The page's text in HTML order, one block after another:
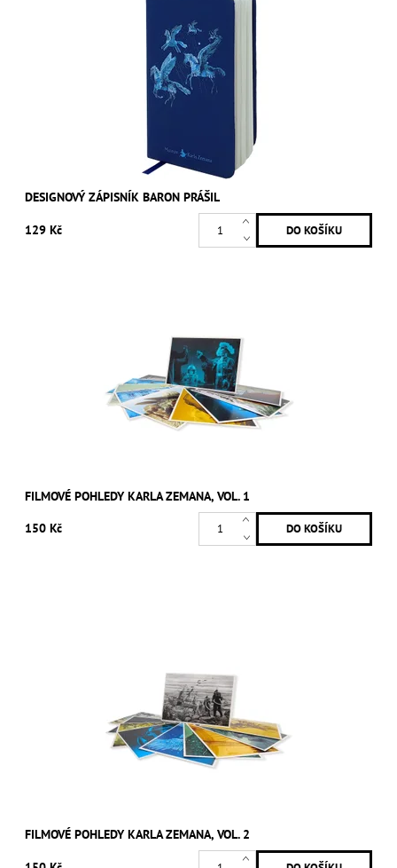
DESIGNOVÝ ZÁPISNÍK BARON PRÁŠIL
129 Kč
FILMOVÉ POHLEDY KARLA ZEMANA, VOL. 1
150 Kč
FILMOVÉ POHLEDY KARLA ZEMANA, VOL. 2